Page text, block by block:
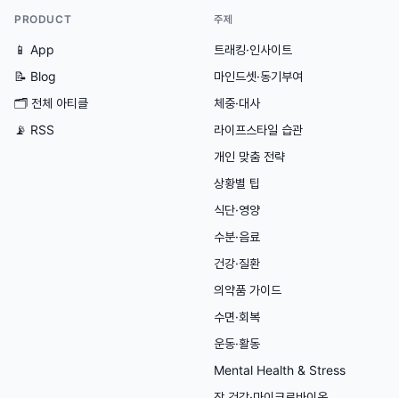
PRODUCT
📱 App
📝 Blog
🗂 전체 아티클
📡 RSS
주제
트래킹·인사이트
마인드셋·동기부여
체중·대사
라이프스타일 습관
개인 맞춤 전략
상황별 팁
식단·영양
수분·음료
건강·질환
의약품 가이드
수면·회복
운동·활동
Mental Health & Stress